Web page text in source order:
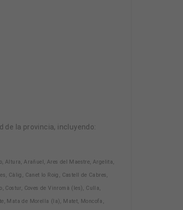
de la provincia, incluyendo:
Altura, Arañuel, Ares del Maestre, Argelita,
Càlig, Canet lo Roig, Castell de Cabres,
Costur, Coves de Vinromà (les), Culla,
Mata de Morella (la), Matet, Moncofa,